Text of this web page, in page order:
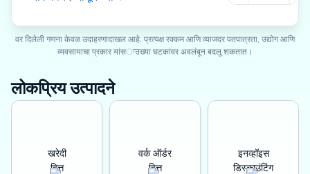
वर दिलेली गणना केवळ उदाहरणादाखल आहे. प्रत्यक्ष रक्कम आणि व्याजदर पतपात्रता, उद्योग आणि
व्यवसायाचा प्रकार यांसਾਰख्या घटकांवर अवलंबून बदलू शकतात।
लोकप्रिय उत्पादने
खरेदी
वित्त
वर्क ऑर्डर
वित्त
इनव्हॉइस
डिस्काउंटिंग